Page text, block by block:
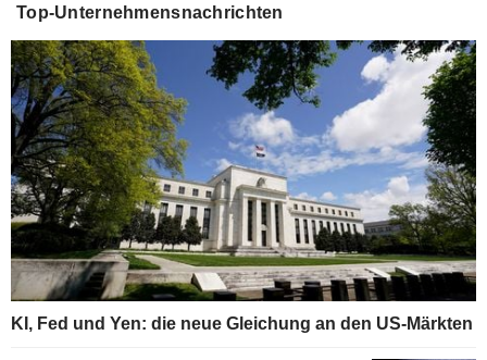
Top-Unternehmensnachrichten
KI, Fed und Yen: die neue Gleichung an den US-Märkten